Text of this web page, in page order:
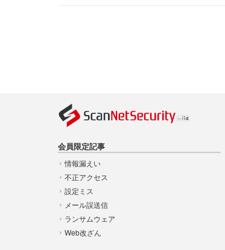
会員限定記事
情報漏えい
不正アクセス
設定ミス
メール誤送信
ランサムウェア
Web改ざん